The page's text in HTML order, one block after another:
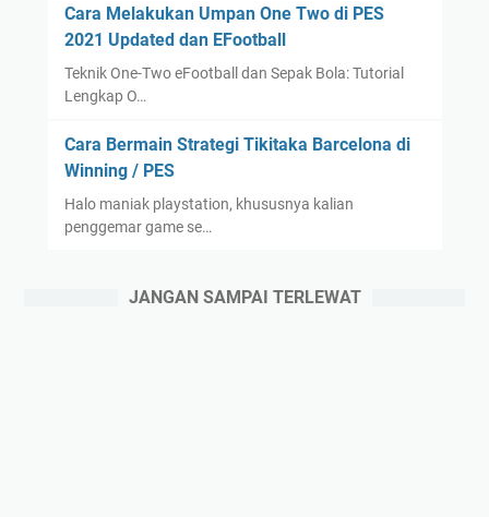
Cara Melakukan Umpan One Two di PES
2021 Updated dan EFootball
Teknik One-Two eFootball dan Sepak Bola: Tutorial
Lengkap O…
Cara Bermain Strategi Tikitaka Barcelona di
Winning / PES
Halo maniak playstation, khususnya kalian
penggemar game se…
JANGAN SAMPAI TERLEWAT